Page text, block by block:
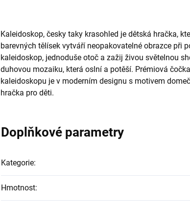
Kaleidoskop, česky taky krasohled je dětská hračka,
barevných tělísek vytváří neopakovatelné obrazce při
kaleidoskop, jednoduše otoč a zažij živou světelnou
duhovou mozaiku, která oslní a potěší. Prémiová
kaleidoskopu je v moderním designu s motivem
hračka pro děti.
Doplňkové parametry
Kategorie:
Hmotnost: